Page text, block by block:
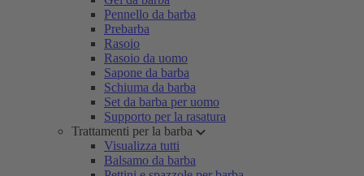
Pennello da barba
Prebarba
Rasoio
Rasoio da uomo
Sapone da barba
Schiuma da barba
Set da barba per uomo
Supporto per la rasatura
Trattamenti per la barba
Visualizza tutti
Balsamo da barba